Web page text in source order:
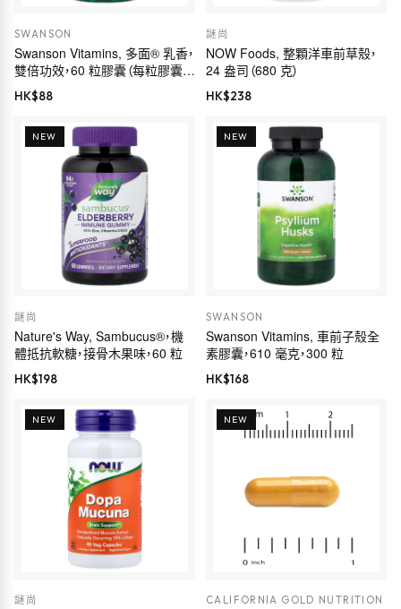
SWANSON
Swanson Vitamins, 多面® 乳香，
雙倍功效，60 粒膠囊（每粒膠囊
800 毫克）
HK$88
謎尚
NOW Foods, 整顆洋車前草殼，
24 盎司（680 克）
HK$238
NEW
謎尚
Nature's Way, Sambucus®，機
體抵抗軟糖，接骨木果味，60 粒
HK$198
NEW
SWANSON
Swanson Vitamins, 車前子殼全
素膠囊，610 毫克，300 粒
HK$168
NEW
謎尚
NEW
CALIFORNIA GOLD NUTRITION